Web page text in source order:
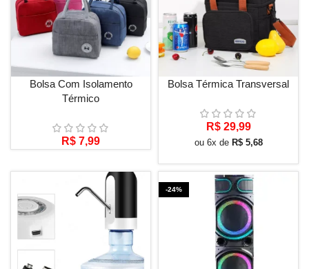
Bolsa Com Isolamento
Térmico
R$ 7,99
Bolsa Térmica Transversal
R$29,99
ou 6x de R$5,68
-24%